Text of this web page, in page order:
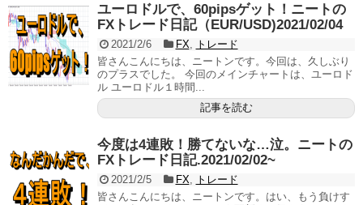
ユーロドルで、60pipsゲット！ニートの
FXトレード日記（EUR/USD)2021/02/04
2021/2/6 FX, トレード
皆さんこんにちは、ニートンです。今回は、久しぶり
のプラスでした。 今回のメインチャートは、ユーロド
ル ユーロドル１時間...
記事を読む
今度は4連敗！勝てないな…泣。ニートの
FXトレード日記.2021/02/02~
2021/2/5 FX, トレード
皆さんこんにちは、ニートンです。はい、もう負けす